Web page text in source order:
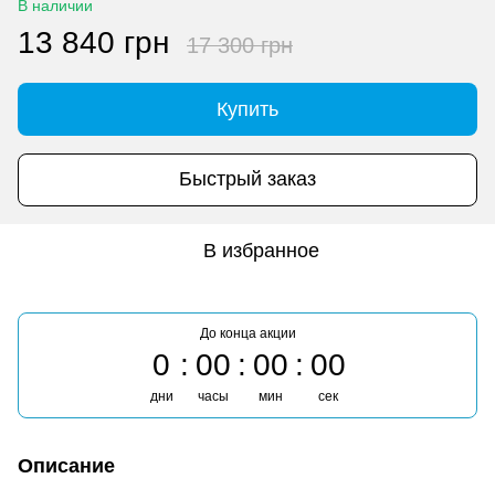
В наличии
13 840 грн 17 300 грн
Купить
Быстрый заказ
В избранное
До конца акции
0
дни
00
часы
00
мин
00
сек
Описание